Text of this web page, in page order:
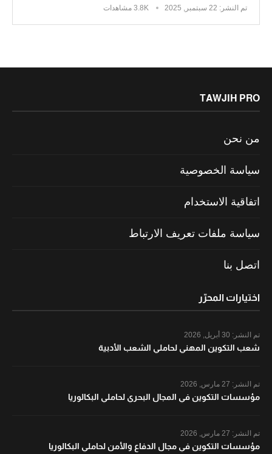
تم النشر: 3.8K مشاهدات
TAWJIH PRO
من نحن
سياسة الخصوصية
اتفاقية الاستخدام
سياسة ملفات تعريف الارتباط
اتصل بنا
اختيارات المحرّر
تم النشر:
شعب التكوين المهني لحاملي الشعب الأدبية
تم النشر:
مؤسسات التكوين في المجال البحري لحاملي البكالوريا
تم النشر:
مؤسسات التكوين في مجال الدفاع والأمن لحاملي البكالوريا